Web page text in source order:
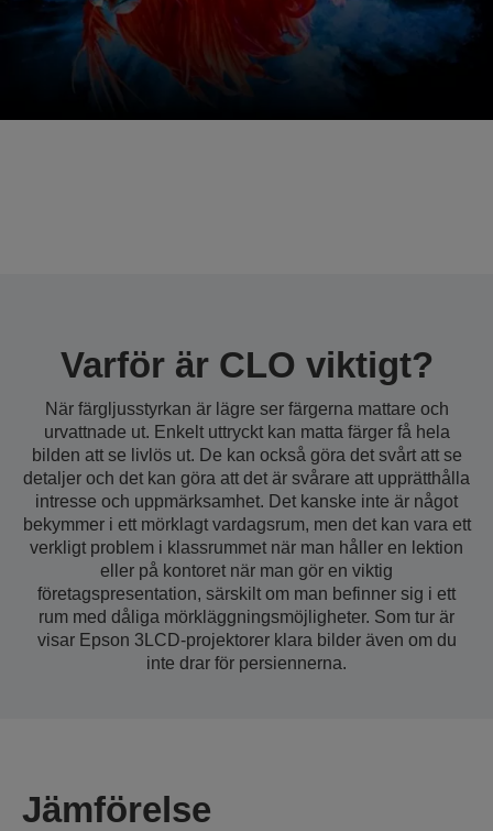
Varför är CLO viktigt?
När färgljusstyrkan är lägre ser färgerna mattare och
urvattnade ut. Enkelt uttryckt kan matta färger få hela
bilden att se livlös ut. De kan också göra det svårt att se
detaljer och det kan göra att det är svårare att upprätthålla
intresse och uppmärksamhet. Det kanske inte är något
bekymmer i ett mörklagt vardagsrum, men det kan vara ett
verkligt problem i klassrummet när man håller en lektion
eller på kontoret när man gör en viktig
företagspresentation, särskilt om man befinner sig i ett
rum med dåliga mörkläggningsmöjligheter. Som tur är
visar Epson 3LCD-projektorer klara bilder även om du
inte drar för persiennerna.
Jämförelse